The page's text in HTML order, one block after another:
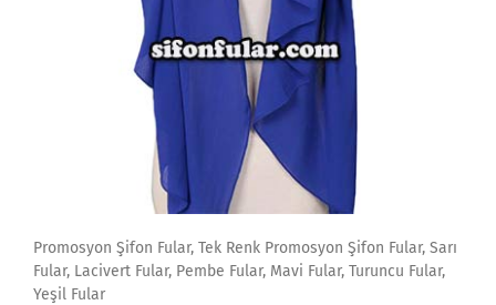
Promosyon Şifon Fular, Tek Renk Promosyon Şifon Fular, Sarı
Fular, Lacivert Fular, Pembe Fular, Mavi Fular, Turuncu Fular,
Yeşil Fular